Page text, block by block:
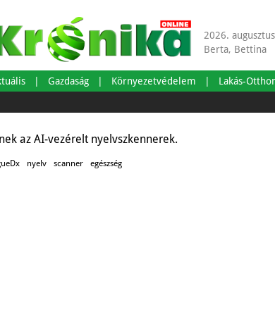
2026.
Berta, Bettina
Gazdaság Környezetvédelem Lakás-
nyelvünk többet tud
életmód
az AI-vezérelt nyelvszkennerek.
nyelv scanner egészség